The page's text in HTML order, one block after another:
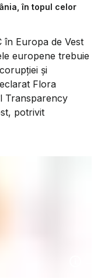
în topul celor
în Europa de Vest
europene trebuie
și
Flora
Transparency
potrivit